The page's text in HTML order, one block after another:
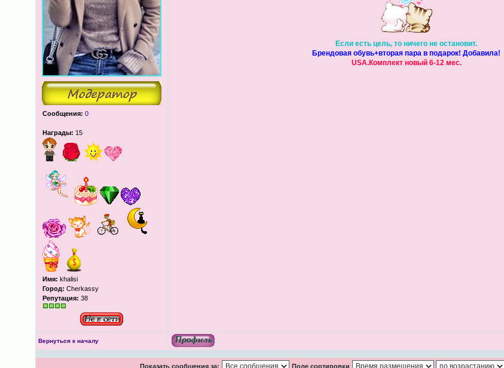
Сообщения: 0
Награды: 15
Имя: khalisi
Город: Cherkassy
Репутация: 38
Если есть цель, то ничего не остановит.
Брендовая обувь+вторая пара в подарок! Добавила!
USA.Комплект новый 6-12 мес.
Вернуться к началу
Показать сообщения за: Поле сортировки